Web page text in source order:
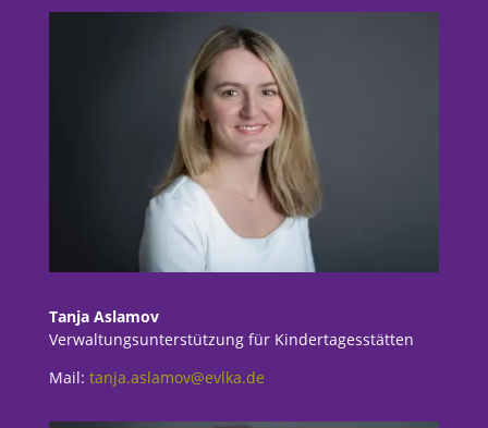
Tanja Aslamov
Verwaltungsunterstützung für Kindertagesstätten
Mail: tanja.aslamov@evlka.de